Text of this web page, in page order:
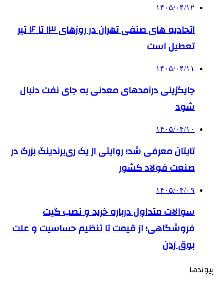
۱۴۰۵/۰۴/۱۲
اتحادیه های صنفی تهران در روزهای ۱۳ تا ۱۶ تیر
تعطیل است
۱۴۰۵/۰۴/۱۱
جایگزینی درآمدهای معدنی به جای نفت دنبال
شود
۱۴۰۵/۰۴/۱۰
تایتان معرفی شد؛ روایتی از یک ری‌برندینگ بزرگ در
صنعت فولاد کشور
۱۴۰۵/۰۴/۰۹
سوالات متداول درباره خرید و نصب گیت
فروشگاهی؛ از قیمت تا تنظیم حساسیت و علت
بوق زدن
پیوندها